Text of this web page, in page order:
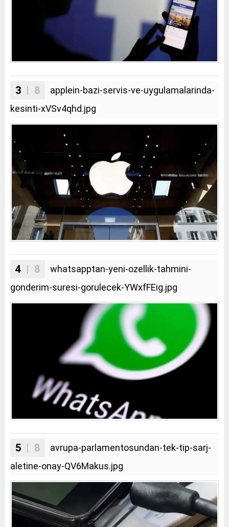
3 | 8
applein-bazi-servis-ve-uygulamalarinda-
kesinti-xVSv4qhd.jpg
4 | 8
whatsapptan-yeni-ozellik-tahmini-
gonderim-suresi-gorulecek-YWxfFEig.jpg
5 | 8
avrupa-parlamentosundan-tek-tip-sarj-
aletine-onay-QV6Makus.jpg